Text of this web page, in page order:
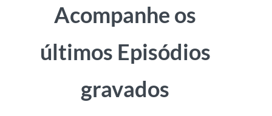
Acompanhe os
últimos Episódios
gravados